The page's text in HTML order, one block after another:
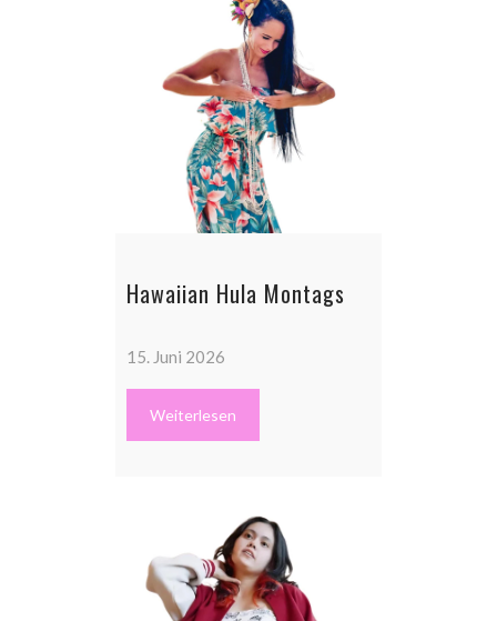
Hawaiian Hula Montags
15. Juni 2026
Weiterlesen